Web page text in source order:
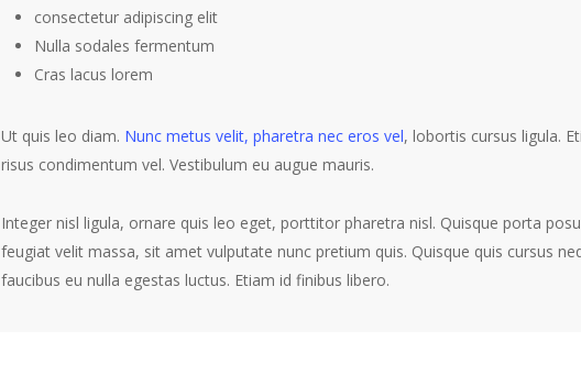
consectetur adipiscing elit
Nulla sodales fermentum
Cras lacus lorem
Ut quis leo diam. Nunc metus velit, pharetra nec eros vel, lobortis cursus ligula.
risus condimentum vel. Vestibulum eu augue mauris.
Integer nisl ligula, ornare quis leo eget, porttitor pharetra nisl. Quisque porta
feugiat velit massa, sit amet vulputate nunc pretium quis. Quisque quis cursus
faucibus eu nulla egestas luctus. Etiam id finibus libero.